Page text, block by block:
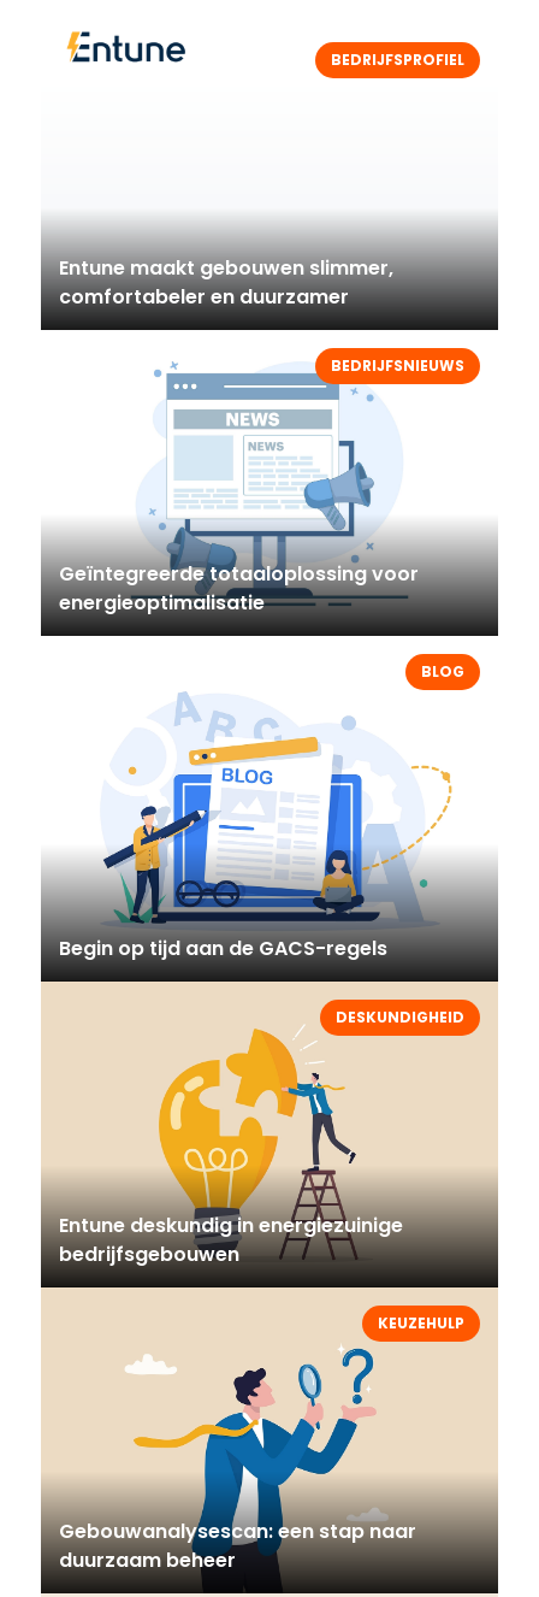
BEDRIJFSPROFIEL
Entune maakt gebouwen slimmer,
comfortabeler en duurzamer
BEDRIJFSNIEUWS
Geïntegreerde totaaloplossing voor
energieoptimalisatie
BLOG
Begin op tijd aan de GACS-regels
DESKUNDIGHEID
Entune deskundig in energiezuinige
bedrijfsgebouwen
KEUZEHULP
Gebouwanalysescan: een stap naar
duurzaam beheer